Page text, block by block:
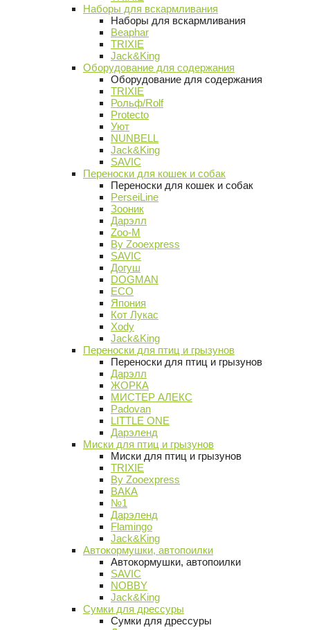
Наборы для вскармливания
Наборы для вскармливания
Beaphar
TRIXIE
Jack&King
Оборудование для содержания
Оборудование для содержания
TRIXIE
Рольф/Rolf
Protecto
Уют
NUNBELL
Jack&King
SAVIC
Переноски для кошек и собак
Переноски для кошек и собак
PerseiLine
Зооник
Дарэлл
Zoo-M
By Zooexpress
SAVIC
Догуш
DOGMAN
ECO
Япония
Кот Лукас
Xody
Jack&King
Переноски для птиц и грызунов
Переноски для птиц и грызунов
Дарэлл
ЖОРКА
МИСТЕР АЛЕКС
Padovan
LITTLE ONE
Дарэленд
Миски для птиц и грызунов
Миски для птиц и грызунов
TRIXIE
By Zooexpress
ВАКА
№1
Дарэленд
Flamingo
Jack&King
Автокормушки, автопоилки
Автокормушки, автопоилки
SAVIC
NOBBY
Jack&King
Сумки для дрессуры
Сумки для дрессуры